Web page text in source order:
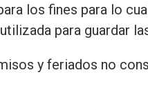
los fines para lo
para guardar
y feriados no